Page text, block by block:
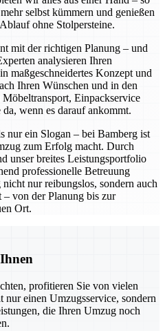
selbst kümmern und genießen
ohne Stolpersteine.
mit der richtigen Planung – und
analysieren Ihren
maßgeschneidertes Konzept und
Ihren Wünschen und in den
Einpackservice
wenn es darauf ankommt.
nur ein Slogan – bei Bamberg ist
zum Erfolg macht. Durch
unser breites Leistungsportfolio
professionelle Betreuung
nur reibungslos, sondern auch
von der Planung bis zur
Ort.
profitieren Sie von vielen
einen Umzugsservice, sondern
die Ihren Umzug noch